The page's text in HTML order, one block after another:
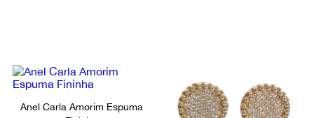
Anel Carla Amorim Espuma